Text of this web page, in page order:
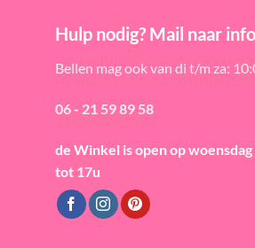
Hulp nodig? Mail naar
Bellen mag ook van di t/m za:
06 - 21 59 89 58
de Winkel is openop
tot 17u